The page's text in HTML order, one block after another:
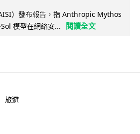
）發布報告，指 Anthropic Mythos
模型在網絡安...
閱讀全文
旅遊